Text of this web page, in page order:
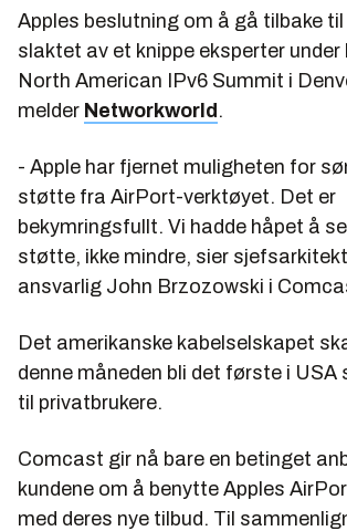
Apples beslutning om å gå tilbake
slaktet av et knippe eksperter under
North American IPv6 Summit i
melder Networkworld.
- Apple har fjernet muligheten for
støtte fra AirPort-verktøyet. Det er
bekymringsfullt. Vi hadde håpet å
støtte, ikke mindre, sier
ansvarlig John Brzozowski i
Det amerikanske kabelselskapet
denne måneden bli det første i USA
til privatbrukere.
Comcast gir nå bare en betinget
kundene om å benytte Apples
med deres nye tilbud. Til